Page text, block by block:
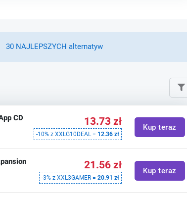
30 NAJLEPSZYCH alternatyw
CD
13.73 zł
-10% z XXLG10DEAL = 12.36 zł
Kup teraz
21.56 zł
-3% z XXL3GAMER =20.91 zł
Kup teraz